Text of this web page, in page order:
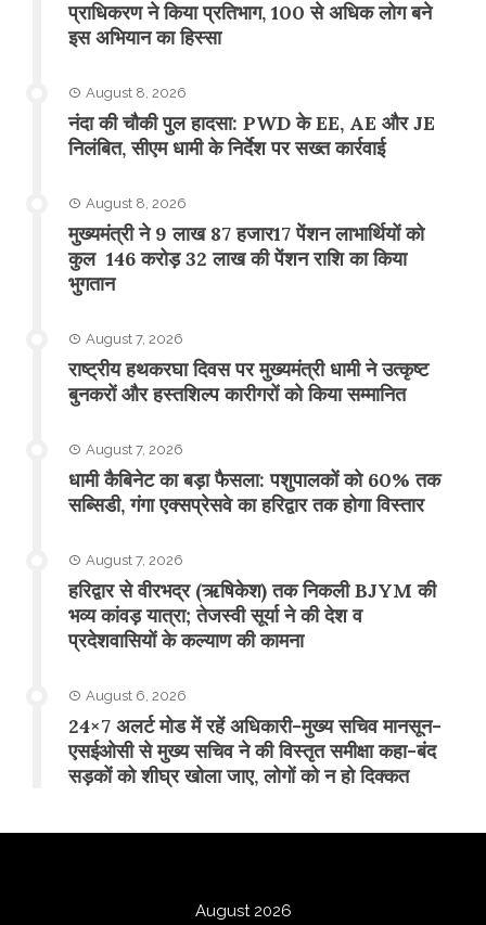
प्राधिकरण ने किया प्रतिभाग, 100 से अधिक लोग बने
इस अभियान का हिस्सा
August 8, 2026
नंदा की चौकी पुल हादसा: PWD के EE, AE और JE
निलंबित, सीएम धामी के निर्देश पर सख्त कार्रवाई
August 8, 2026
मुख्यमंत्री ने 9 लाख 87 हजार17 पेंशन लाभार्थियों को
कुल 146 करोड़ 32 लाख की पेंशन राशि का किया
भुगतान
August 7, 2026
राष्ट्रीय हथकरघा दिवस पर मुख्यमंत्री धामी ने उत्कृष्ट
बुनकरों और हस्तशिल्प कारीगरों को किया सम्मानित
August 7, 2026
​धामी कैबिनेट का बड़ा फैसला: पशुपालकों को 60% तक
सब्सिडी, गंगा एक्सप्रेसवे का हरिद्वार तक होगा विस्तार
August 7, 2026
​हरिद्वार से वीरभद्र (ऋषिकेश) तक निकली BJYM की
भव्य कांवड़ यात्रा; तेजस्वी सूर्या ने की देश व
प्रदेशवासियों के कल्याण की कामना
August 6, 2026
24×7 अलर्ट मोड में रहें अधिकारी-मुख्य सचिव मानसून-
एसईओसी से मुख्य सचिव ने की विस्तृत समीक्षा कहा-बंद
सड़कों को शीघ्र खोला जाए, लोगों को न हो दिक्कत
August 2026